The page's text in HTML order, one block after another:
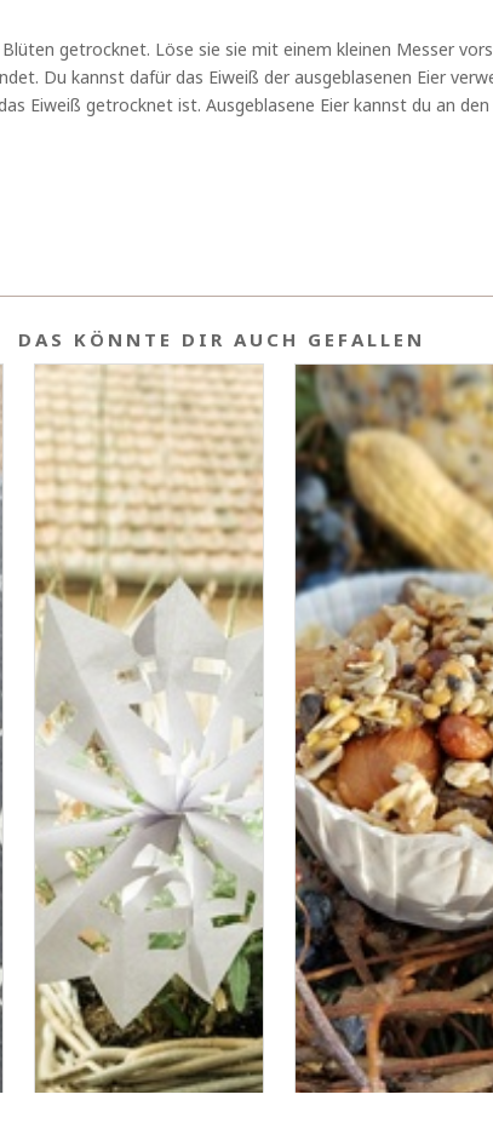
getrocknet. Löse sie sie mit einem kleinen Messer
Du kannst dafür das Eiweiß der ausgeblasenen Eier
Eiweiß getrocknet ist. Ausgeblasene Eier kannst du an
DAS KÖNNTE DIR AUCH GEFALLEN